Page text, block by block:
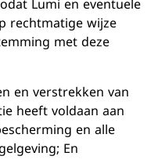
rechtmatige wijze
met deze
en verstrekken van
heeft voldaan aan
en alle
En